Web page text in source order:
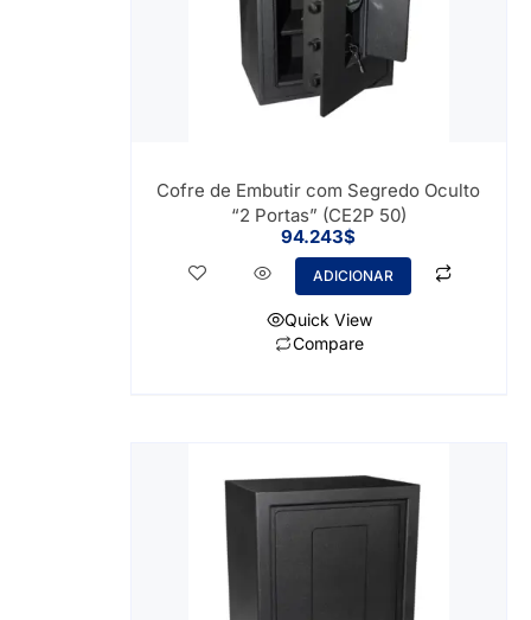
Cofre de Embutir com Segredo Oculto
“2 Portas” (CE2P 50)
94.243$
ADICIONAR
Quick View
Compare